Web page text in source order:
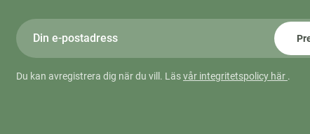
Du kan avregistrera dig när du vill. Läsvår integritetspolicy här .